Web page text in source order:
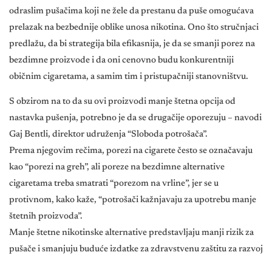
odraslim pušačima koji ne žele da prestanu da puše omogućava
prelazak na bezbednije oblike unosa nikotina. Ono što stručnjaci
predlažu, da bi strategija bila efikasnija, je da se smanji porez na
bezdimne proizvode i da oni cenovno budu konkurentniji
običnim cigaretama, a samim tim i pristupačniji stanovništvu.
S obzirom na to da su ovi proizvodi manje štetna opcija od
nastavka pušenja, potrebno je da se drugačije oporezuju – navodi
Gaj Bentli, direktor udruženja “Sloboda potrošača”.
Prema njegovim rečima, porezi na cigarete često se označavaju
kao “porezi na greh”, ali poreze na bezdimne alternative
cigaretama treba smatrati “porezom na vrline”, jer se u
protivnom, kako kaže, “potrošači kažnjavaju za upotrebu manje
štetnih proizvoda”.
Manje štetne nikotinske alternative predstavljaju manji rizik za
pušače i smanjuju buduće izdatke za zdravstvenu zaštitu za razvoj